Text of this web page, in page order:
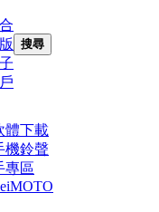
搜尋
體下載
機鈴聲
專區
MOTO